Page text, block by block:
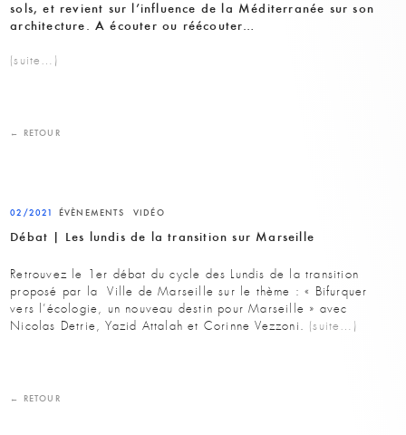
sols, et revient sur l’influence de la Méditerranée sur son
architecture. A écouter ou réécouter…
(suite…)
← RETOUR
02/2021 ÉVÈNEMENTS VIDÉO
Débat | Les lundis de la transition sur Marseille
Retrouvez le 1er débat du cycle des Lundis de la transition
proposé par laVille de Marseillesur le thème : « Bifurquer
vers l’écologie, un nouveau destin pour Marseille » avec
Nicolas Detrie, Yazid Attalah et Corinne Vezzoni. (suite…)
← RETOUR